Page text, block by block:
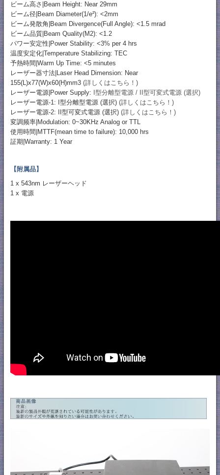
ビーム高さ|Beam Height: Near 29mm
ビーム径|Beam Diameter(1/e²): <2mm
ビーム発散角|Beam Divergence(Full Angle): <1.5 mrad
ビーム品質|Beam Quality(M2): <1.2
パワー安定性|Power Stability: <3% per 4 hrs
温度安定化|Temperature Stabilizing: TEC
予熱時間|Warm Up Time: <5 minutes
レーザー器寸法|Laser Head Dimension: Near
155(L)x77(W)x60(H)mm3 (詳しくはこちら！)
レーザー電源|Power Supply: I型分離型電源 / II型可変式電源 (選択)
レーザー電源-1: I型分離型電源 (選択) (詳しくはこちら！)
レーザー電源-2: II型可変式電源 (選択) (詳しくはこちら！)
変調频率|Modulation: 0~30KHz Analog or TTL
使用時間|MTTF(mean time to failure): 10,000 hrs
証期|Warranty: 1 Year
【附属品】
1 x 543nm レーザーヘッド
1 x 電源